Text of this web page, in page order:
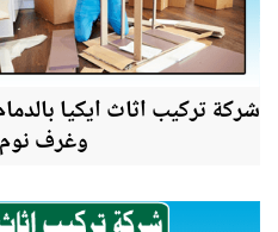
شركة تركيب اثاث ايكيا
وغرف نوم